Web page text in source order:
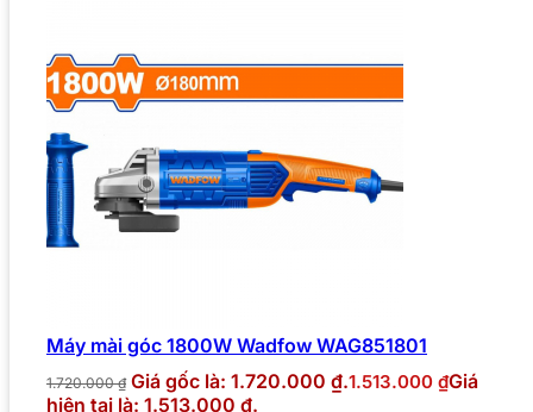
Máy mài góc 1800W Wadfow WAG851801
1.720.000₫ Giá gốc là: 1.720.000 ₫.1.513.000 ₫Giá
hiện tại là: 1.513.000 ₫.